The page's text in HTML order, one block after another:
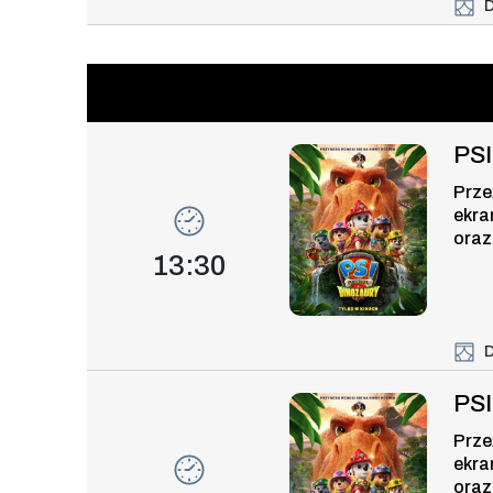
Event time,
13:30
Event number 10: PSI